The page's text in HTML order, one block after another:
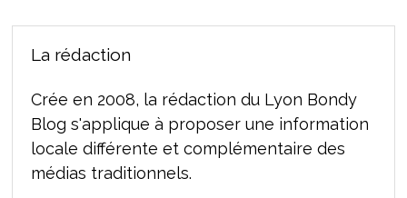
La rédaction
Crée en 2008, la rédaction du Lyon Bondy
Blog s'applique à proposer une information
locale différente et complémentaire des
médias traditionnels.